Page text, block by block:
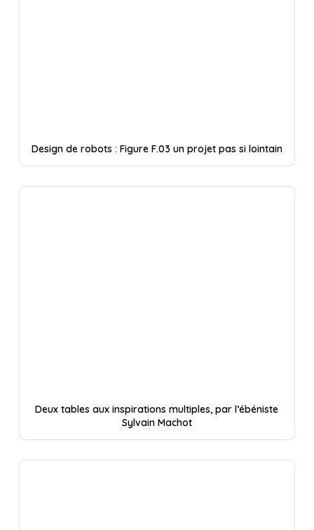
Design de robots : Figure F.03 un projet pas si lointain
Deux tables aux inspirations multiples, par l’ébéniste
Sylvain Machot